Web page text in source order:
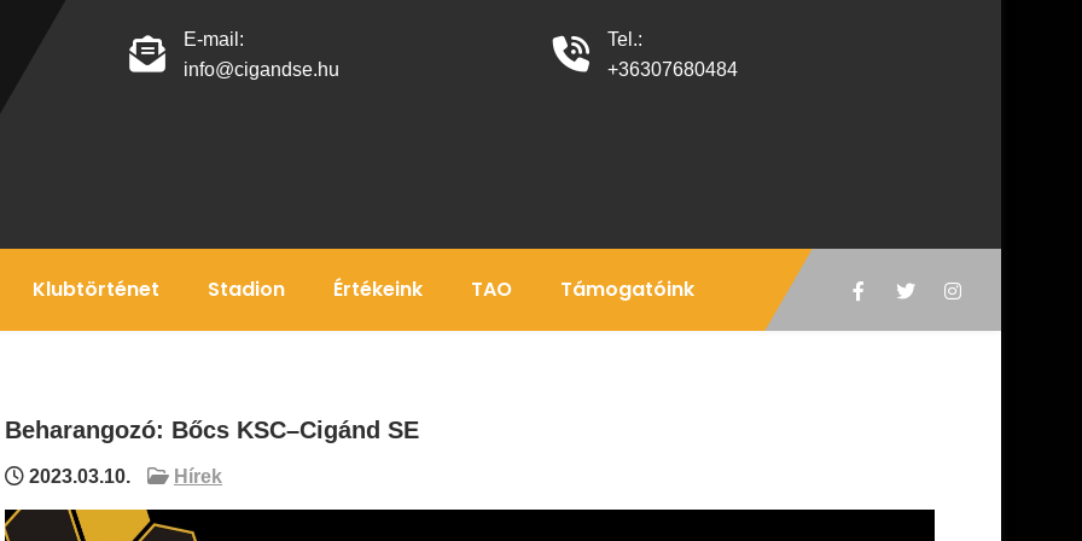
E-mail:
info@cigandse.hu
Tel.:
+36307680484
Klubtörténet Stadion Értékeink TAO Támogatóink
Beharangozó: Bőcs KSC–Cigánd SE
2023.03.10. Hírek